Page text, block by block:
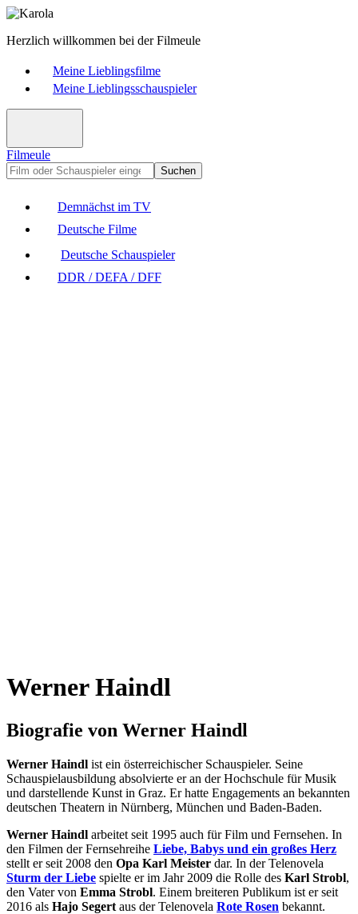
Herzlich willkommen bei der Filmeule
Meine Lieblingsfilme
Meine Lieblingsschauspieler
Filmeule
Suchen
Demnächst im TV
Deutsche Filme
Deutsche Schauspieler
DDR / DEFA / DFF
Werner Haindl
Biografie von Werner Haindl
Werner Haindl ist ein österreichischer Schauspieler. Seine
Schauspielausbildung absolvierte er an der Hochschule für Musik
und darstellende Kunst in Graz. Er hatte Engagements an bekannten
deutschen Theatern in Nürnberg, München und Baden-Baden.
Werner Haindl arbeitet seit 1995 auch für Film und Fernsehen. In
den Filmen der Fernsehreihe Liebe, Babys und ein großes Herz
stellt er seit 2008 den Opa Karl Meister dar. In der Telenovela
Sturm der Liebe spielte er im Jahr 2009 die Rolle des Karl Strobl,
den Vater von Emma Strobl. Einem breiteren Publikum ist er seit
2016 als Hajo Segert aus der Telenovela Rote Rosen bekannt.